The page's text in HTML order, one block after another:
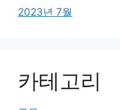
2023년 7월
카테고리